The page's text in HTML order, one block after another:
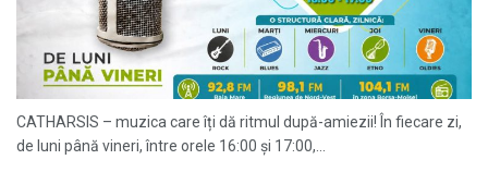
CATHARSIS – muzica care îți dă ritmul după-amiezii! În fiecare zi,
de luni până vineri, între orele 16:00 și 17:00,...